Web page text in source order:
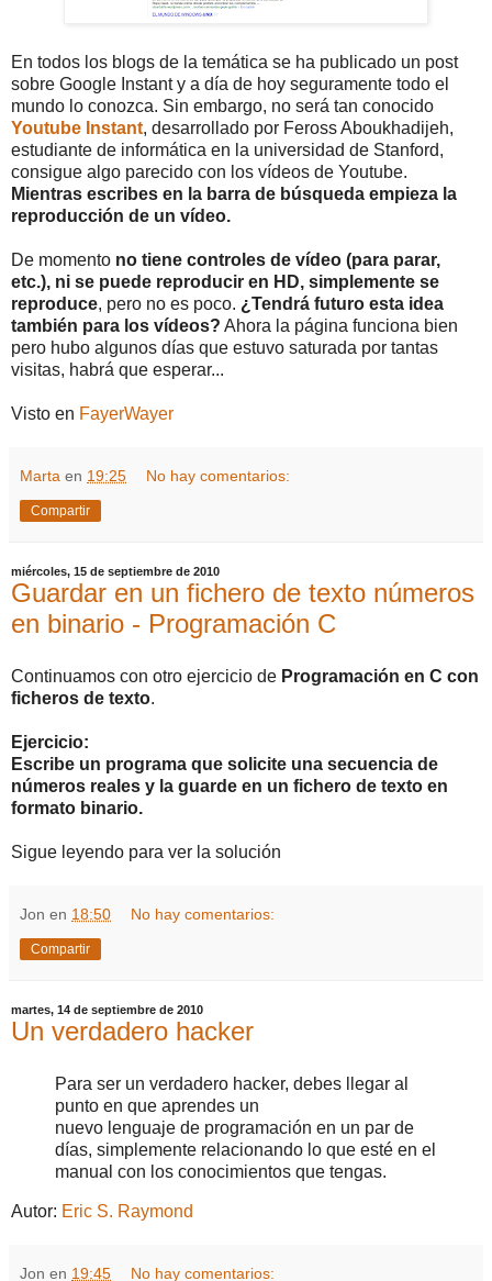
En todos los blogs de la temática se ha publicado un post
sobre Google Instant y a día de hoy seguramente todo el
mundo lo conozca. Sin embargo, no será tan conocido
Youtube Instant, desarrollado por Feross Aboukhadijeh,
estudiante de informática en la universidad de Stanford,
consigue algo parecido con los vídeos de Youtube.
Mientras escribes en la barra de búsqueda empieza la
reproducción de un vídeo.
De momento no tiene controles de vídeo (para parar,
etc.), ni se puede reproducir en HD, simplemente se
reproduce, pero no es poco. ¿Tendrá futuro esta idea
también para los vídeos? Ahora la página funciona bien
pero hubo algunos días que estuvo saturada por tantas
visitas, habrá que esperar...
Visto en FayerWayer
Marta en 19:25 No hay comentarios:
Compartir
miércoles, 15 de septiembre de 2010
Guardar en un fichero de texto números
en binario - Programación C
Continuamos con otro ejercicio de Programación en C con
ficheros de texto.
Ejercicio:
Escribe un programa que solicite una secuencia de
números reales y la guarde en un fichero de texto en
formato binario.
Sigue leyendo para ver la solución
Jon en 18:50 No hay comentarios:
Compartir
martes, 14 de septiembre de 2010
Un verdadero hacker
Para ser un verdadero hacker, debes llegar al
punto en que aprendes un
nuevo lenguaje de programación en un par de
días, simplemente relacionando lo que esté en el
manual con los conocimientos que tengas.
Autor: Eric S. Raymond
Jon en 19:45 No hay comentarios: